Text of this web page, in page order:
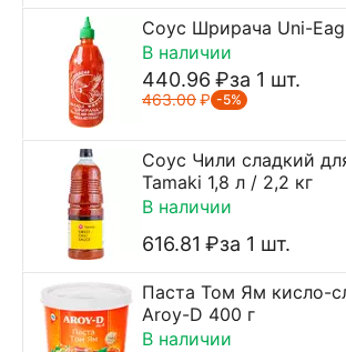
Соус Шрирача Uni-
В наличии
440.96 ₽за 1 шт.
463.00₽ -5%
Соус Чили сладкий
Tamaki 1,8 л / 2,2 кг
В наличии
616.81 ₽за 1 шт.
Паста Том Ям кисло-
Aroy-D 400 г
В наличии